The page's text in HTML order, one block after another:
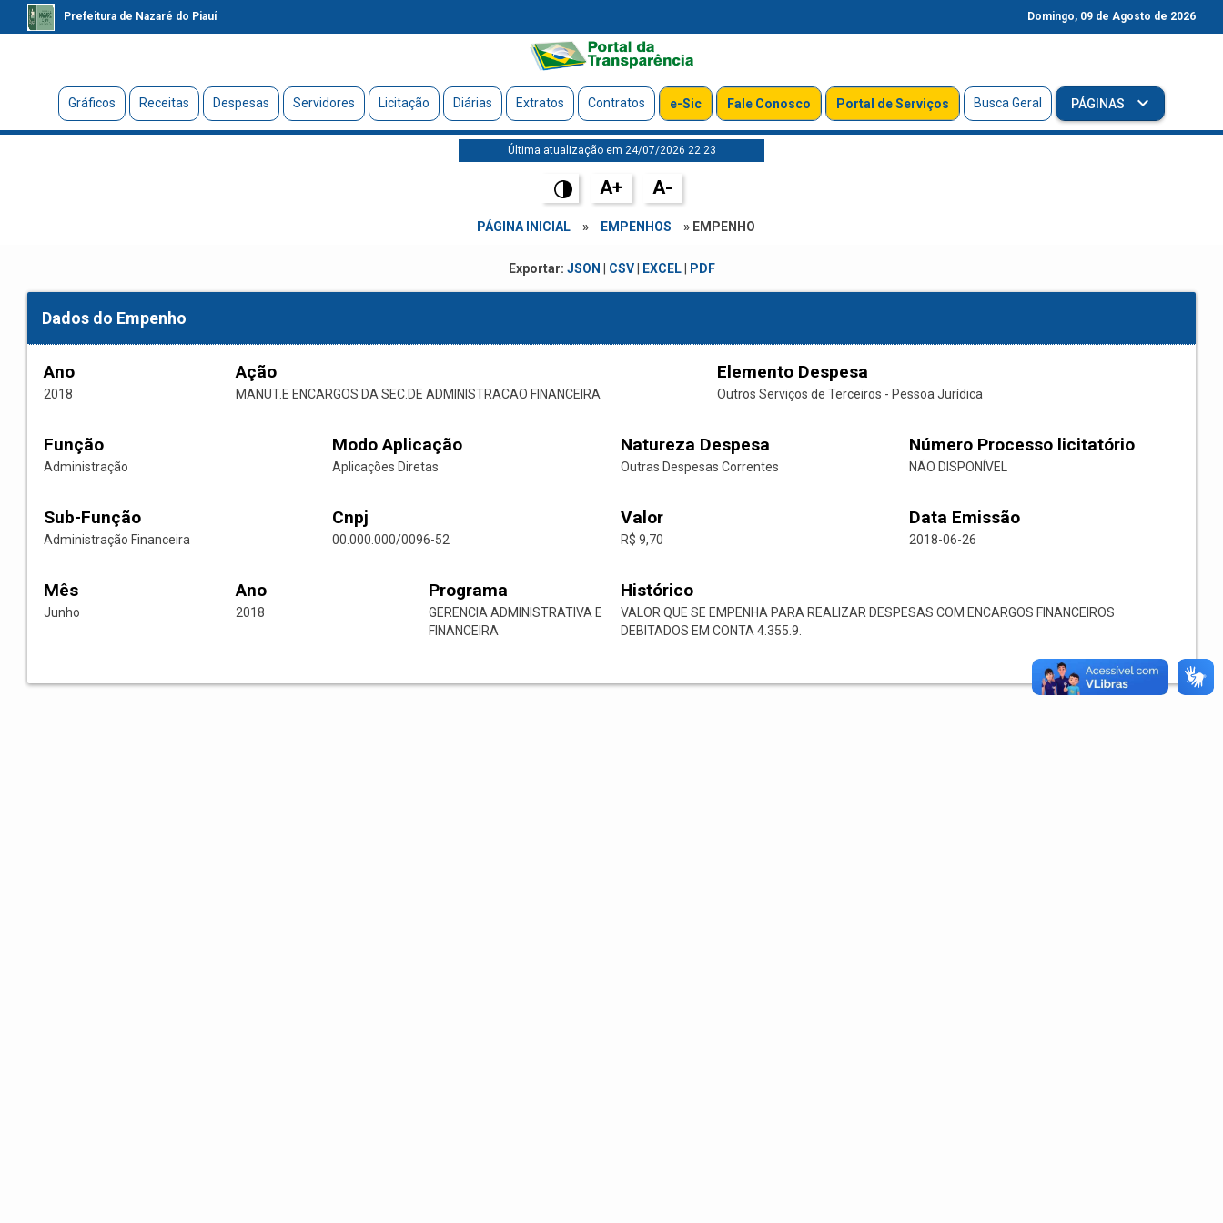
Prefeitura de Nazaré do Piauí Domingo, 09 de Agosto de 2026
Gráficos Receitas Despesas Servidores Licitação Diárias Extratos Contratos e-Sic Fale Conosco Portal de Serviços Busca Geral PÁGINAS
Última atualização em 24/07/2026 22:23
A+ A-
PÁGINA INICIAL » EMPENHOS » EMPENHO
Exportar: JSON CSV| EXCEL| PDF
Dados do Empenho
Ano
2018
Ação
MANUT.E ENCARGOS DA SEC.DE ADMINISTRACAO FINANCEIRA
Elemento Despesa
Outros Serviços de Terceiros - Pessoa Jurídica
Função
Administração
Modo Aplicação
Aplicações Diretas
Natureza Despesa
Outras Despesas Correntes
Número Processo licitatório
NÃO DISPONÍVEL
Sub-Função
Administração Financeira
Cnpj
00.000.000/0096-52
Valor
R$ 9,70
Data Emissão
2018-06-26
Mês
Junho
Ano
2018
Programa
GERENCIA ADMINISTRATIVA E
FINANCEIRA
Histórico
VALOR QUE SE EMPENHA PARA REALIZAR DESPESAS COM ENCARGOS FINANCEIROS
DEBITADOS EM CONTA 4.355.9.